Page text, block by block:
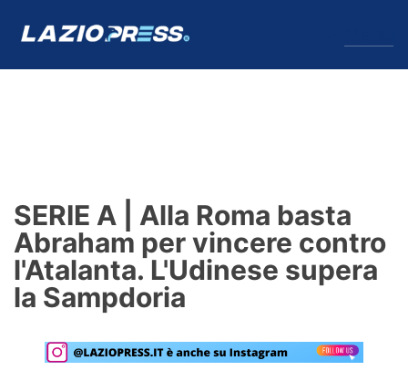
Formello
Infortuni
Primavera
Calciomercato
SERIE A | Alla Roma basta
Abraham per vincere contro
l'Atalanta. L'Udinese supera
la Sampdoria